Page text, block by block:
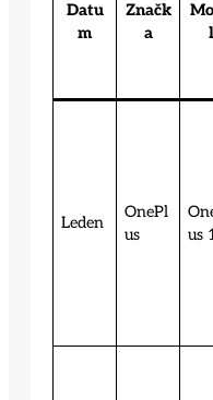
Datu
m
Značk
a
l
Leden
OnePl
us
us